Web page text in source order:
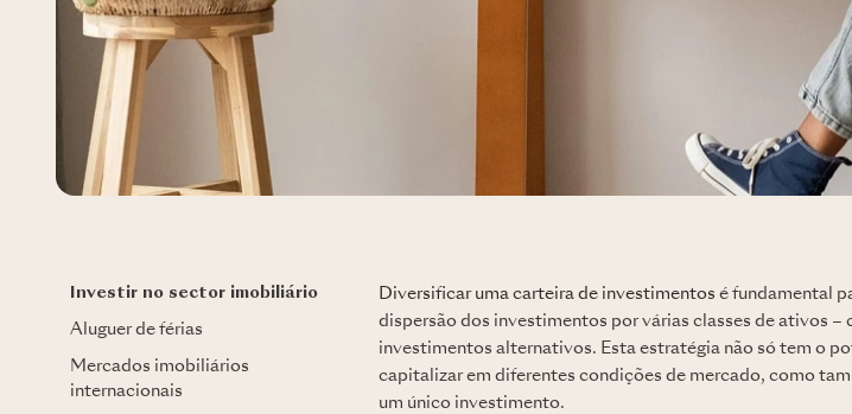
Investir no sector imobiliário
Aluguer de férias
Mercados imobiliários
internacionais
Diversificar uma carteira de investimentos é fundamental
dispersão dos investimentos por várias classes de ativos –
investimentos alternativos. Esta estratégia não só tem o
capitalizar em diferentes condições de mercado, como
um único investimento.